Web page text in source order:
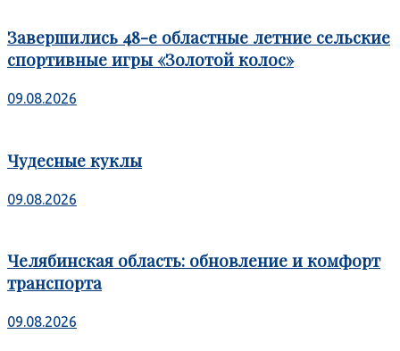
Завершились 48-е областные летние сельские
спортивные игры «Золотой колос»
09.08.2026
Чудесные куклы
09.08.2026
Челябинская область: обновление и комфорт
транспорта
09.08.2026